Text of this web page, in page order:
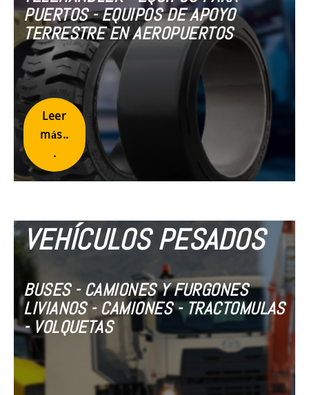
PUERTOS - EQUIPOS DE APOYO
TERRESTRE EN AEROPUERTOS
Leer
más..
.
VEHÍCULOS PESADOS
BUSES - CAMIONES Y FURGONES
LIVIANOS - CAMIONES - TRACTOMULAS
- VOLQUETAS